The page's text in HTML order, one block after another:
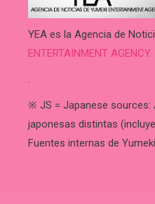
YEA es la Agencia de
ENTERTAINMENT AGENCY.
.
※ JS = Japanese
japonesas distintas
Fuentes internas de